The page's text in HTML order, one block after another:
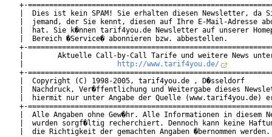
+-
|  Dies ist kein SPAM! Sie erhalten diesen Newsletter, da
|  jemand, der Sie kennt, diesen auf Ihre E-Mail-Adresse
|  hat. Sie k�nnen tarif4you.de Newsletter auf unserer
|  Bereich �Service� abonnieren bzw. abbestellen.
+-
|        Aktuelle Call-by-Call Tarife und weitere News
http://www.tarif4you.de/
+-
|  Copyright (C) 1998-2005, tarif4you.de , D�sseldorf
|  Nachdruck, Ver�ffentlichung und Weitergabe dieses
|  hiermit nur unter Angabe der Quelle
+-
|  Alle Angaben ohne Gew�hr. Alle Informationen in diesem
|  wurden sorgf�ltig recherchiert. Dennoch kann keine
|  die Richtigkeit der gemachten Angaben �bernommen